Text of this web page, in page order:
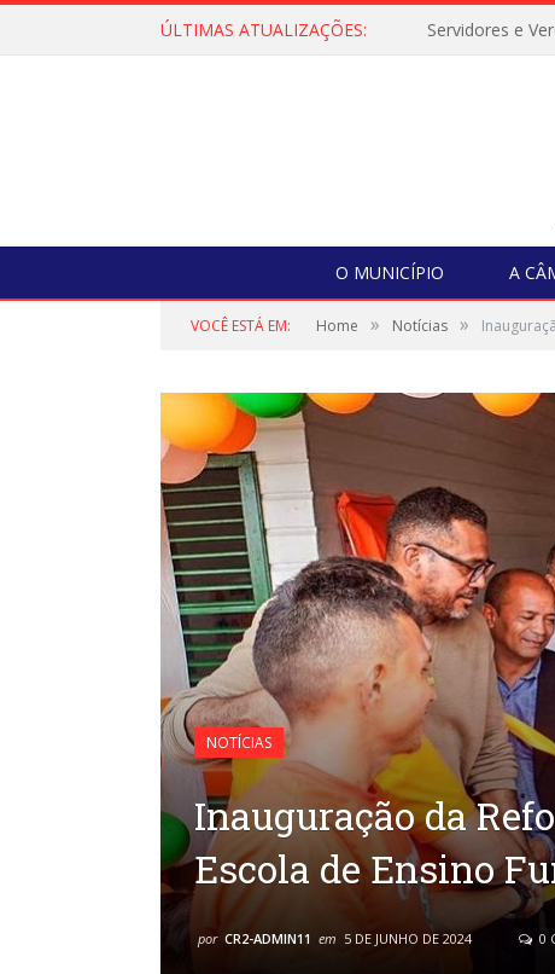
ÚLTIMAS ATUALIZAÇÕES:
O MUNICÍPIO A
VOCÊ ESTÁ EM: Home » Notícias »
NOTÍCIAS
Inauguração da
Escola de Ensino
por CR2-ADMIN11 em 5 DE JUNHO DE 2024 0